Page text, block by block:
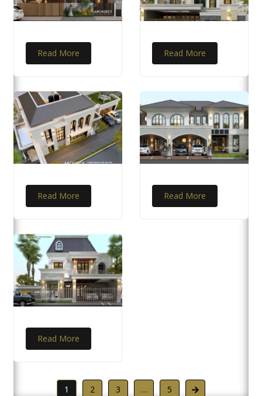
Read More Read More
Read More Read More
Read More
1 2 3 … 5